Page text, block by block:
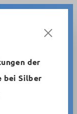
der
bei Silber